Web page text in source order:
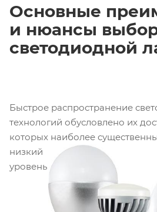
Основные
и нюансы
светодиодной
Быстрое распространение
технологий обусловлено их
которых наиболее
низкий
уровень